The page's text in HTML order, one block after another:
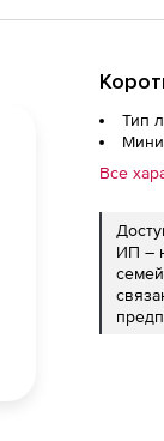
Тип
Все
ИП –